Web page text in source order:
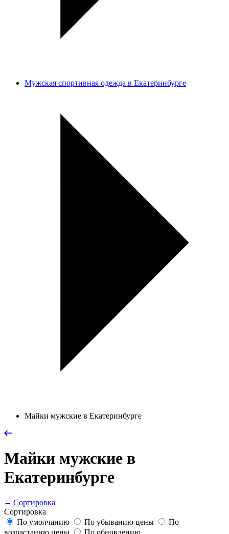
Мужская спортивная одежда в Екатеринбурге
Майки мужские в Екатеринбурге
Майки мужские в
Екатеринбурге
Сортировка
Сортировка
По умолчанию
По убыванию цены
По
возрастанию цены
По обновлению